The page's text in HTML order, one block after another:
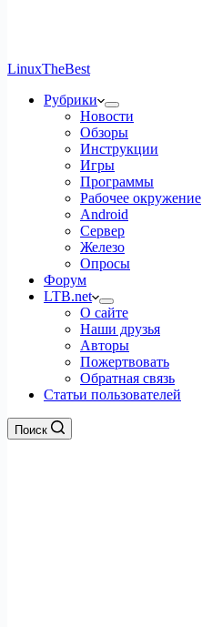
LinuxTheBest
Рубрики
Новости
Обзоры
Инструкции
Игры
Программы
Рабочее окружение
Android
Сервер
Железо
Опросы
Форум
LTB.net
О сайте
Наши друзья
Авторы
Пожертвовать
Обратная связь
Статьи пользователей
Поиск